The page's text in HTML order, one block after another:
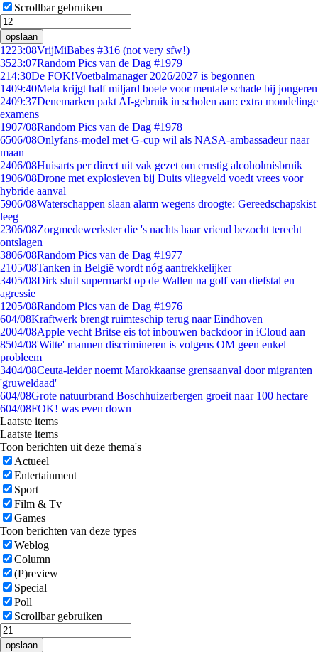
Scrollbar gebruiken
opslaan
1223:08VrijMiBabes #316 (not very sfw!)
3523:07Random Pics van de Dag #1979
214:30De FOK!Voetbalmanager 2026/2027 is begonnen
1409:40Meta krijgt half miljard boete voor mentale schade bij jongeren
2409:37Denemarken pakt AI-gebruik in scholen aan: extra mondelinge
examens
1907/08Random Pics van de Dag #1978
6506/08Onlyfans-model met G-cup wil als NASA-ambassadeur naar
maan
2406/08Huisarts per direct uit vak gezet om ernstig alcoholmisbruik
1906/08Drone met explosieven bij Duits vliegveld voedt vrees voor
hybride aanval
5906/08Waterschappen slaan alarm wegens droogte: Gereedschapskist
leeg
2306/08Zorgmedewerkster die 's nachts haar vriend bezocht terecht
ontslagen
3806/08Random Pics van de Dag #1977
2105/08Tanken in België wordt nóg aantrekkelijker
3405/08Dirk sluit supermarkt op de Wallen na golf van diefstal en
agressie
1205/08Random Pics van de Dag #1976
604/08Kraftwerk brengt ruimteschip terug naar Eindhoven
2004/08Apple vecht Britse eis tot inbouwen backdoor in iCloud aan
8504/08'Witte' mannen discrimineren is volgens OM geen enkel
probleem
3404/08Ceuta-leider noemt Marokkaanse grensaanval door migranten
'gruweldaad'
604/08Grote natuurbrand Boschhuizerbergen groeit naar 100 hectare
604/08FOK! was even down
Laatste items
Laatste items
Toon berichten uit deze thema's
Actueel
Entertainment
Sport
Film & Tv
Games
Toon berichten van deze types
Weblog
Column
(P)review
Special
Poll
Scrollbar gebruiken
opslaan